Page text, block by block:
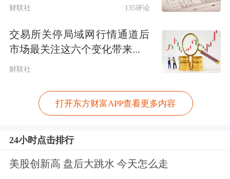
双重收费等行业乱象；建立基金行业机
构投资者直销服务平台，为基金管理人
直销业务发展提供高效、便捷、安全服
务。
具体来看，降费力度较大。本次降费，
限由1.2%、1.5%调降至0.8%；将混合
型基金的认购费率、申购费率上限由
财联社 135评论
交易所关停局域网行情通道后
市场最关注这六个变化带来...
财联社
打开东方财富APP查看更多内容
24小时点击排行
美股创新高 盘后大跳水 今天怎么走